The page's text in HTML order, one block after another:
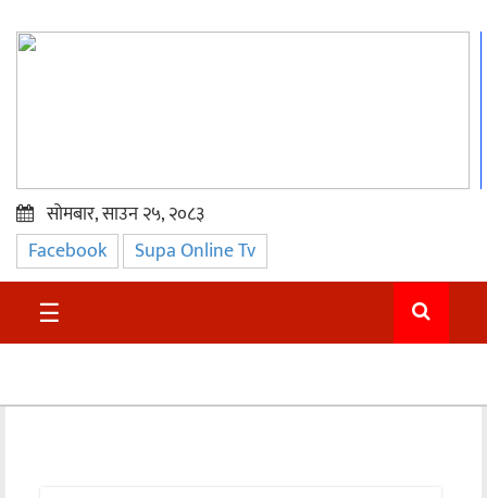
प्रमुख
समाचार
सुदुर
सोमबार, साउन २५, २०८३
Facebook Supa Online Tv
☰